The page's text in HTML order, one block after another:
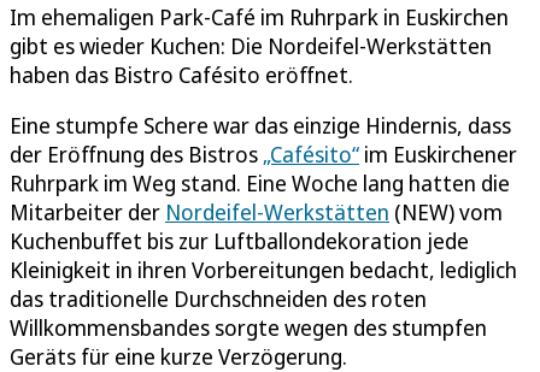
Im ehemaligen Park-Café im Ruhrpark in Euskirchen
gibt es wieder Kuchen: Die Nordeifel-Werkstätten
haben das Bistro Cafésito eröffnet.
Eine stumpfe Schere war das einzige Hindernis, dass
der Eröffnung des Bistros „Cafésito“ im Euskirchener
Ruhrpark im Weg stand. Eine Woche lang hatten die
Mitarbeiter der Nordeifel-Werkstätten (NEW) vom
Kuchenbuffet bis zur Luftballondekoration jede
Kleinigkeit in ihren Vorbereitungen bedacht, lediglich
das traditionelle Durchschneiden des roten
Willkommensbandes sorgte wegen des stumpfen
Geräts für eine kurze Verzögerung.